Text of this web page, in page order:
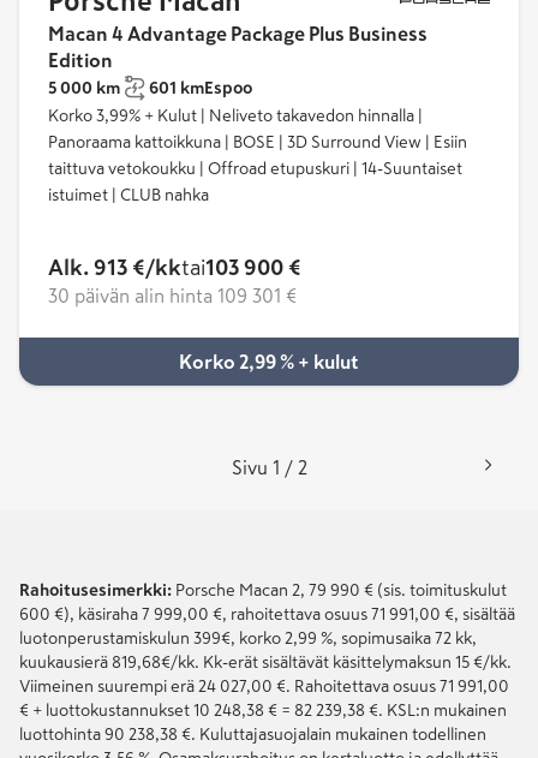
Macan 4 Advantage Package Plus Business
Edition
5 000 km 601 kmEspoo
Korko 3,99% + Kulut | Neliveto takavedon hinnalla |
Panoraama kattoikkuna | BOSE | 3D Surround View | Esiin
taittuva vetokoukku | Offroad etupuskuri | 14-Suuntaiset
istuimet | CLUB nahka
Alk. 913 €/kktai103 900 €
30 päivän alin hinta 109 301 €
Korko 2,99 % + kulut
Sivu 1 / 2
Rahoitusesimerkki: Porsche Macan 2, 79 990 € (sis. toimituskulut
600 €), käsiraha 7 999,00 €, rahoitettava osuus 71 991,00 €, sisältää
luotonperustamiskulun 399€, korko 2,99 %, sopimusaika 72 kk,
kuukausierä 819,68€/kk. Kk-erät sisältävät käsittelymaksun 15 €/kk.
Viimeinen suurempi erä 24 027,00 €. Rahoitettava osuus 71 991,00
€ + luottokustannukset 10 248,38 € = 82 239,38 €. KSL:n mukainen
luottohinta 90 238,38 €. Kuluttajasuojalain mukainen todellinen